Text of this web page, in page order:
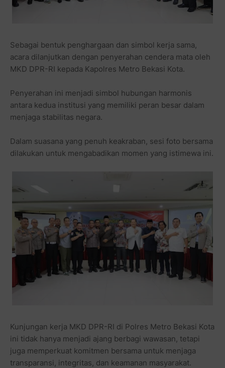
Sebagai bentuk penghargaan dan simbol kerja sama,
acara dilanjutkan dengan penyerahan cendera mata oleh
MKD DPR-RI kepada Kapolres Metro Bekasi Kota.
Penyerahan ini menjadi simbol hubungan harmonis
antara kedua institusi yang memiliki peran besar dalam
menjaga stabilitas negara.
Dalam suasana yang penuh keakraban, sesi foto bersama
dilakukan untuk mengabadikan momen yang istimewa ini.
Kunjungan kerja MKD DPR-RI di Polres Metro Bekasi Kota
ini tidak hanya menjadi ajang berbagi wawasan, tetapi
juga memperkuat komitmen bersama untuk menjaga
transparansi, integritas, dan keamanan masyarakat.